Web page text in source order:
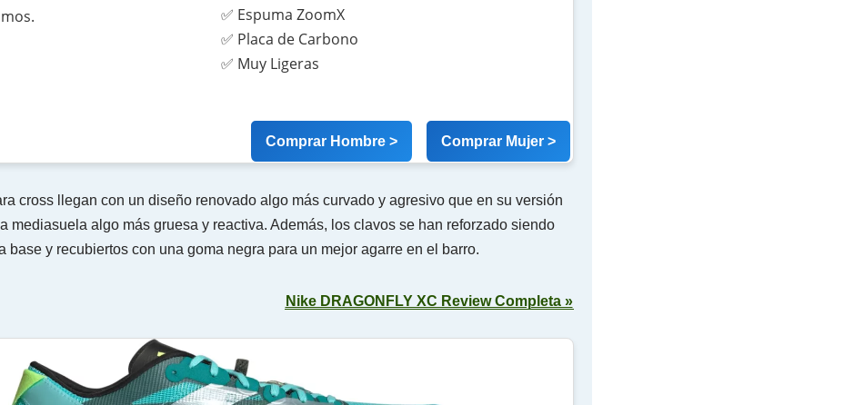
✅ Espuma ZoomX
✅ Placa de Carbono
✅ Muy Ligeras
Comprar Hombre > Comprar Mujer >
cross llegan con un diseño renovado algo más curvado y agresivo que en su versión
mediasuela algo más gruesa y reactiva. Además, los clavos se han reforzado siendo
base y recubiertos con una goma negra para un mejor agarre en el barro.
Nike DRAGONFLY XC Review Completa »